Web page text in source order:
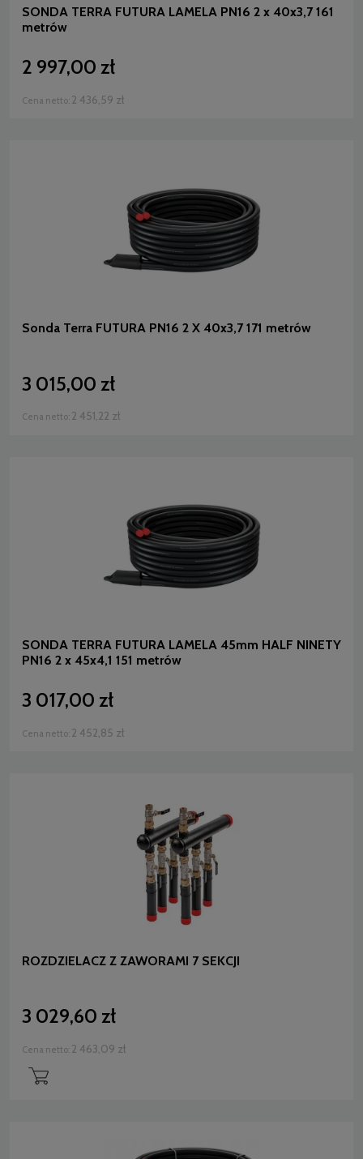
SONDA TERRA FUTURA LAMELA PN16 2 x 40x3,7 161
metrów
2 997,00 zł
Cena netto: 2 436,59 zł
Sonda Terra FUTURA PN16 2 X 40x3,7 171 metrów
3 015,00 zł
Cena netto: 2 451,22 zł
SONDA TERRA FUTURA LAMELA 45mm HALF NINETY
PN16 2 x 45x4,1 151 metrów
3 017,00 zł
Cena netto: 2 452,85 zł
ROZDZIELACZ Z ZAWORAMI 7 SEKCJI
3 029,60 zł
Cena netto: 2 463,09 zł